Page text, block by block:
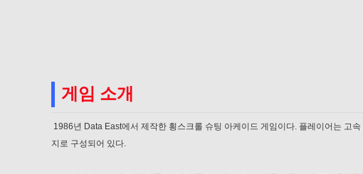
게임 소개
1986년 Data East에서 제작한 횡스크롤 슈팅 아케이드 게임이다. 플레이어는 고
지로 구성되어 있다.